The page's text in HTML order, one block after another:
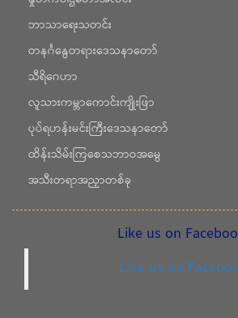
ဘာသာရေးသတင်း
တနင်္ဂနွေတရားဒေသနာတော်
သီရိဂေဟာ
လူသားကမ္ဘာကောင်းကျိုးဖြာ
ပုပ်ရဟန်းမင်းကြီးဒေသနာတော်
ထိန်းသိမ်းကြစေသဘာဝအမွေ
အသီးတရာအညှာတစ်ခု
Like us on
Like us on